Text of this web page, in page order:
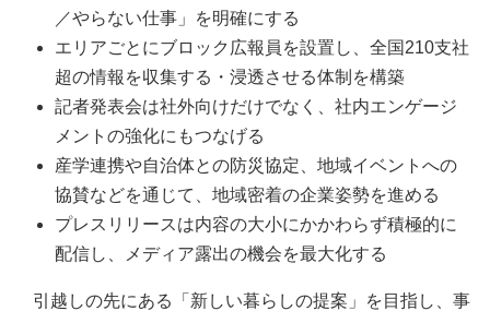
／やらない仕事」を明確にする
エリアごとにブロック広報員を設置し、全国210支社
超の情報を収集する・浸透させる体制を構築
記者発表会は社外向けだけでなく、社内エンゲージ
メントの強化にもつなげる
産学連携や自治体との防災協定、地域イベントへの
協賛などを通じて、地域密着の企業姿勢を進める
プレスリリースは内容の大小にかかわらず積極的に
配信し、メディア露出の機会を最大化する
引越しの先にある「新しい暮らしの提案」を目指し、事